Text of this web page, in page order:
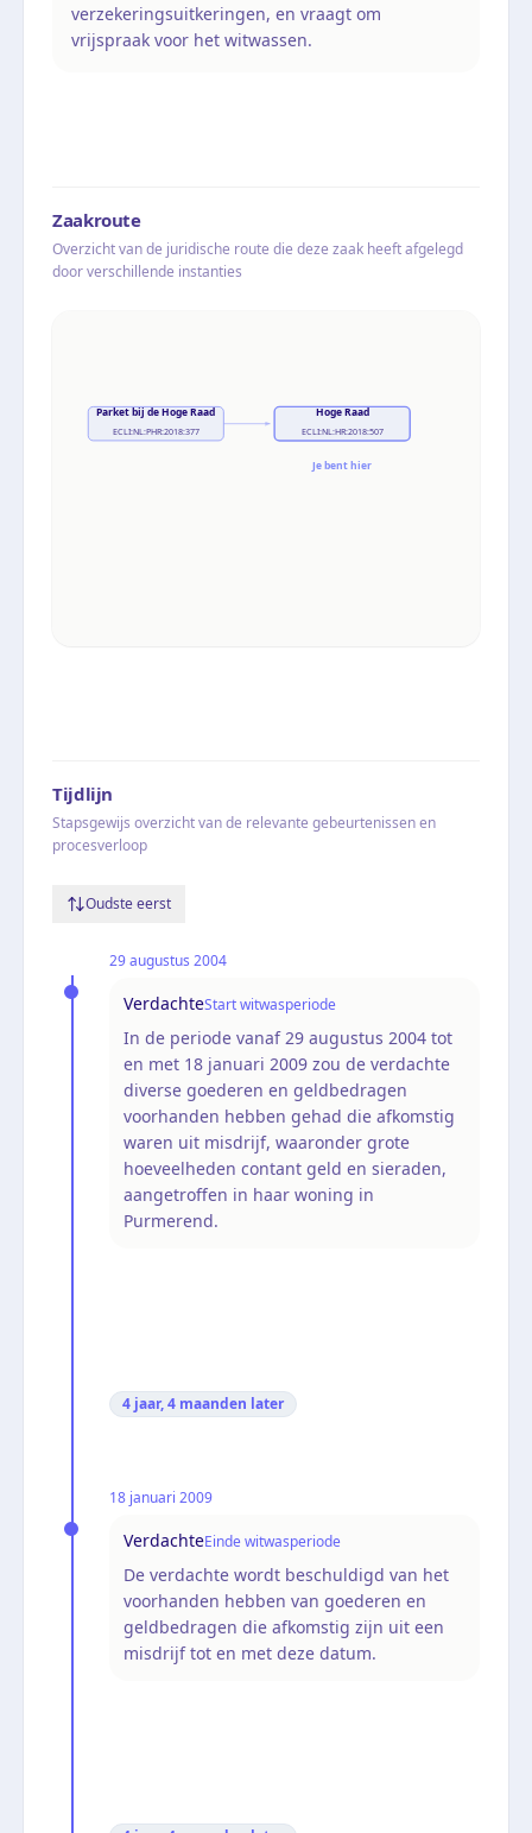
verzekeringsuitkeringen, en vraagt om
vrijspraak voor het witwassen.
Zaakroute
Overzicht van de juridische route die deze zaak heeft afgelegd
door verschillende instanties
Parket bij de Hoge Raad
ECLI:NL:PHR:2018:377
Hoge Raad
ECLI:NL:HR:2018:507
Je bent hier
Tijdlijn
Stapsgewijs overzicht van de relevante gebeurtenissen en
procesverloop
Oudste eerst
29 augustus 2004
VerdachteStart witwasperiode
In de periode vanaf 29 augustus 2004 tot
en met 18 januari 2009 zou de verdachte
diverse goederen en geldbedragen
voorhanden hebben gehad die afkomstig
waren uit misdrijf, waaronder grote
hoeveelheden contant geld en sieraden,
aangetroffen in haar woning in
Purmerend.
4 jaar, 4 maanden later
18 januari 2009
VerdachteEinde witwasperiode
De verdachte wordt beschuldigd van het
voorhanden hebben van goederen en
geldbedragen die afkomstig zijn uit een
misdrijf tot en met deze datum.